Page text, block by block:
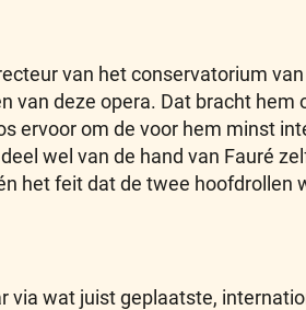
van het conservatorium
van deze opera. Dat bracht
ervoor om de voor hem minst
wel van de hand van Fauré
het feit dat de twee
via wat juist geplaatste,